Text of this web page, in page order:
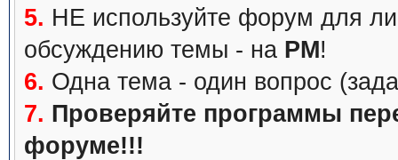
5. НЕ используйте форум для
обсуждению темы - на PM!
6. Одна тема - один вопрос
7. Проверяйте программы
форуме!!!